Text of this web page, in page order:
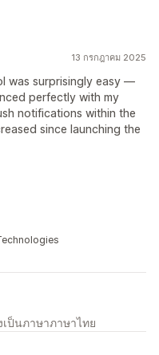
13 กรกฎาคม 2025
was surprisingly easy —
perfectly with my
notifications within the
since launching the
ป็นภาษาภาษาไทย